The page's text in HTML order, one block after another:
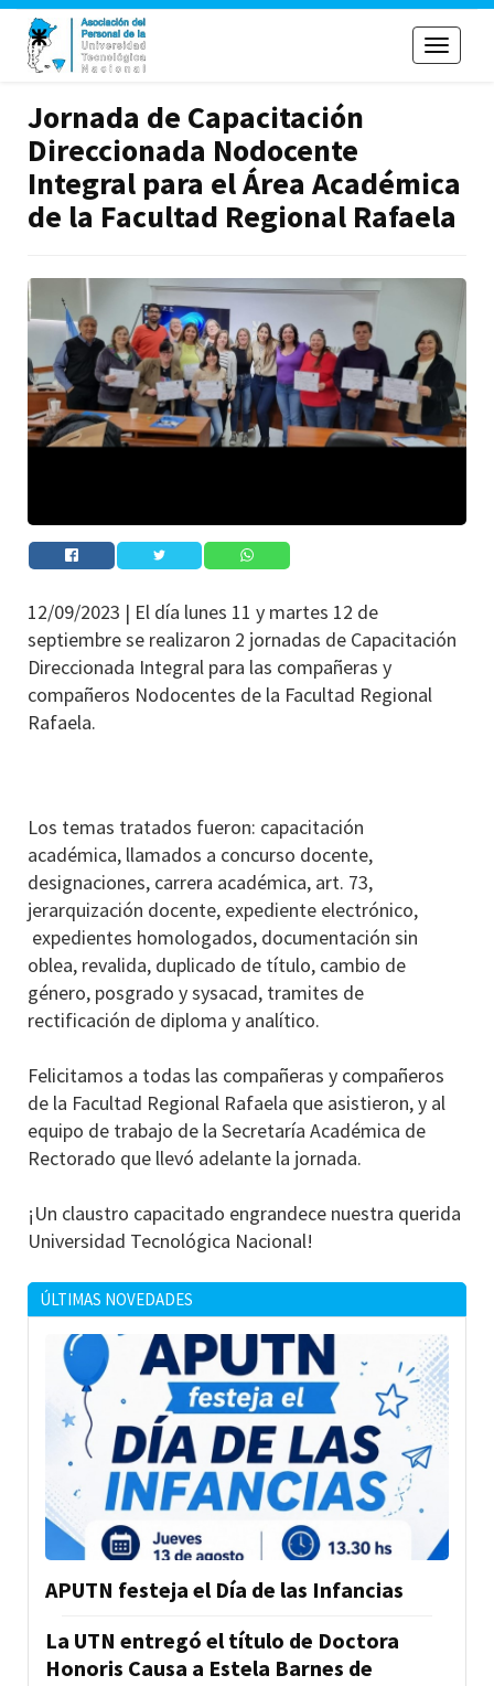
Toggle
Jornada de Capacitación
Direccionada Nodocente
Integral para el Área Académica
de la Facultad Regional Rafaela
12/09/2023 | El día lunes 11 y martes 12 de
septiembre se realizaron 2 jornadas de Capacitación
Direccionada Integral para las compañeras y
compañeros Nodocentes de la Facultad Regional
Rafaela.
Los temas tratados fueron: capacitación
académica, llamados a concurso docente,
designaciones, carrera académica, art. 73,
jerarquización docente, expediente electrónico,
expedientes homologados, documentación sin
oblea, revalida, duplicado de título, cambio de
género, posgrado y sysacad, tramites de
rectificación de diploma y analítico.
Felicitamos a todas las compañeras y compañeros
de la Facultad Regional Rafaela que asistieron, y al
equipo de trabajo de la Secretaría Académica de
Rectorado que llevó adelante la jornada.
¡Un claustro capacitado engrandece nuestra querida
Universidad Tecnológica Nacional!
ÚLTIMAS NOVEDADES
APUTN festeja el Día de las Infancias
La UTN entregó el título de Doctora
Honoris Causa a Estela Barnes de